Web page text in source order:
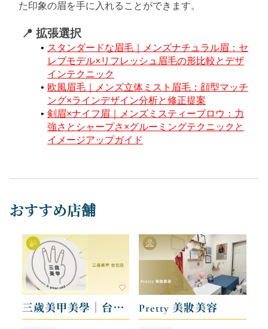
た印象の眉を手に入れることができます。
📍 拡張選択
スタンダードな眉毛｜メンズナチュラル眉：セ
レブモデル×リフレッシュ眉毛の形比較とデザ
インテクニック
欧風眉毛｜メンズ立体ミスト眉毛：顔型マッチ
ング×ラインデザイン分析と修正提案
剣眉×ナイフ眉｜メンズミスティーブロウ：力
強さとシャープさ×グルーミングテクニックと
イメージアップガイド
おすすめ店舗
三歲美甲美學｜台北店 Pretty 美妝美容